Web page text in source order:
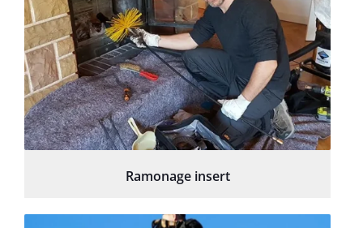
Ramonage insert